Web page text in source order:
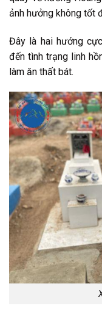
ảnh hưởng không tốt
Đây là hai hướng
đến tình trạng linh
làm ăn thất bát.